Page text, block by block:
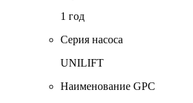
1 год
Серия насоса
UNILIFT
Наименование GPC